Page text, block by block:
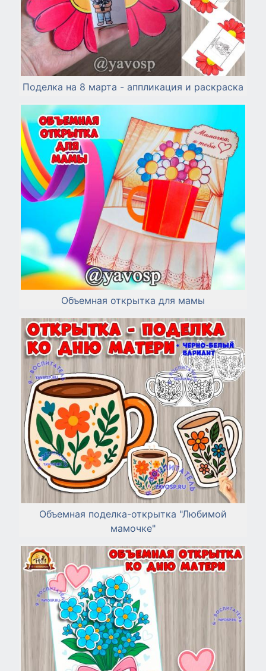
Поделка на 8 марта - аппликация и раскраска
Объемная открытка для мамы
Объемная поделка-открытка "Любимой
мамочке"